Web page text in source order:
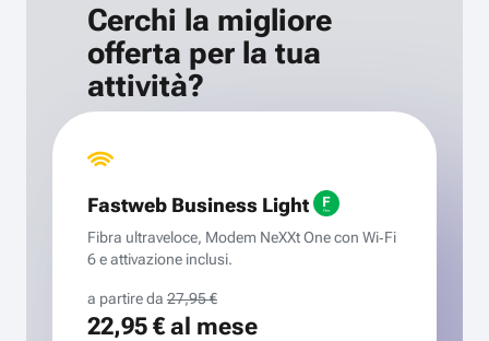
Cerchi la migliore
offerta per la tua
attività?
Fastweb Business Light
Fibra ultraveloce, Modem NeXXt One con Wi‑Fi
6 e attivazione inclusi.
a partire da 27,95 €
22,95 €al mese